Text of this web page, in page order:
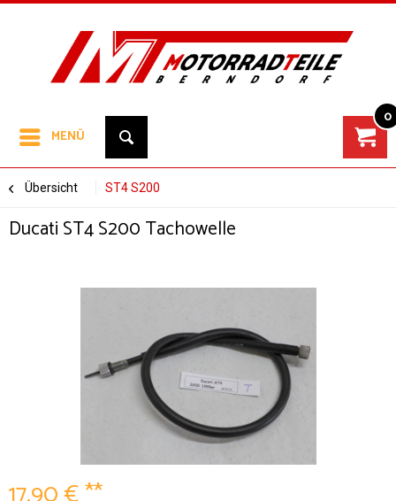
MENÜ
0
Übersicht ST4 S200
Ducati ST4 S200 Tachowelle